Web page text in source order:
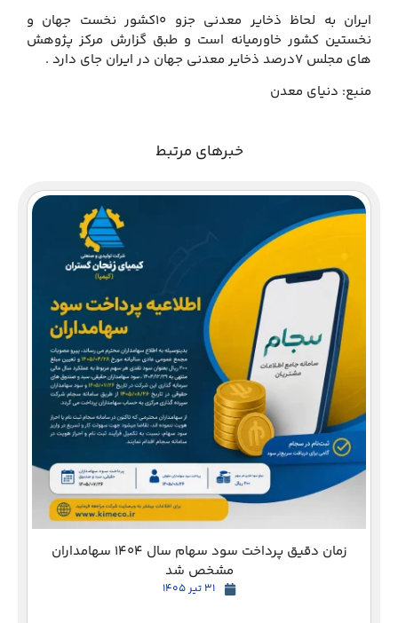
ایران به لحاظ ذخایر معدنی جزو 10کشور نخست جهان و
نخستین کشور خاورمیانه است و طبق گزارش مرکز پژوهش
های مجلس 7درصد ذخایر معدنی جهان در ایران جای دارد .
منبع: دنیای معدن
خبرهای مرتبط
زمان دقیق پرداخت سود سهام سال 1404 سهامداران
مشخص شد
31 تیر 1405